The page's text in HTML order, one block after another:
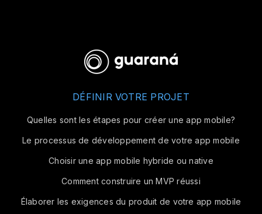
DÉFINIR VOTRE PROJET
Quelles sont les étapes pour créer une app mobile?
Le processus de développement de votre app mobile
Choisir une app mobile hybride ou native
Comment construire un MVP réussi
Élaborer les exigences du produit de votre app mobile